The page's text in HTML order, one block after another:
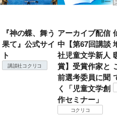
『神の蝶、舞う
果て』公式サイ
ト
講談社コクリコ
アーカイブ配信
中【第67回講談
社児童文学新人
賞】受賞作家と
前選考委員に聞
く「児童文学創
作セミナー」
コクリコ